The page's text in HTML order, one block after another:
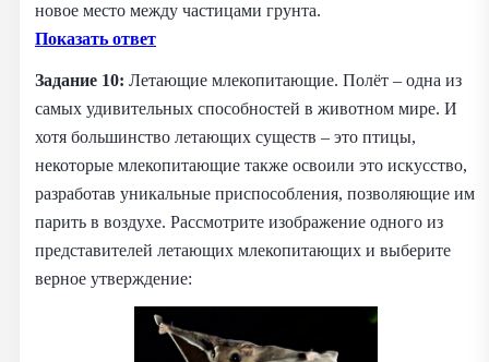
новое место между частицами грунта.
Показать ответ
Задание 10: Летающие млекопитающие. Полёт – одна из
самых удивительных способностей в животном мире. И
хотя большинство летающих существ – это птицы,
некоторые млекопитающие также освоили это искусство,
разработав уникальные приспособления, позволяющие им
парить в воздухе. Рассмотрите изображение одного из
представителей летающих млекопитающих и выберите
верное утверждение: